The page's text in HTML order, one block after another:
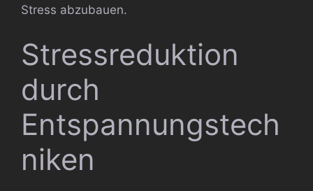
Stress abzubauen.
Stressreduktion
durch
Entspannungstech
niken